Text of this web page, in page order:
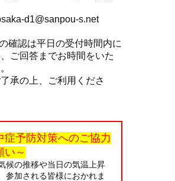
d1@sanpou-s.net
確認は平日の受付時間内に
ご回答までお時間をいた
承の上、ご利用くださ
症予防対策へのご協力
い～
候の推移や当日の気温上昇
参加される皆様におかれま